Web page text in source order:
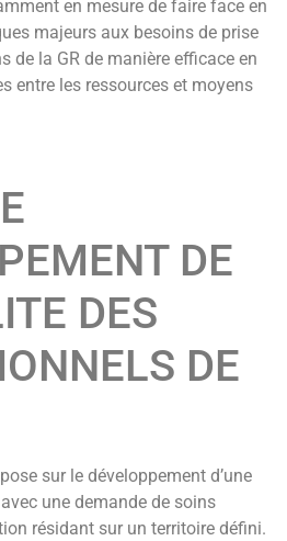
en mesure de faire face en
majeurs aux besoins de prise
de la GR de manière efficace en
entre les ressources et moyens
DE
DES
DE
sur le développement d’une
une demande de soins
résidant sur un territoire défini.